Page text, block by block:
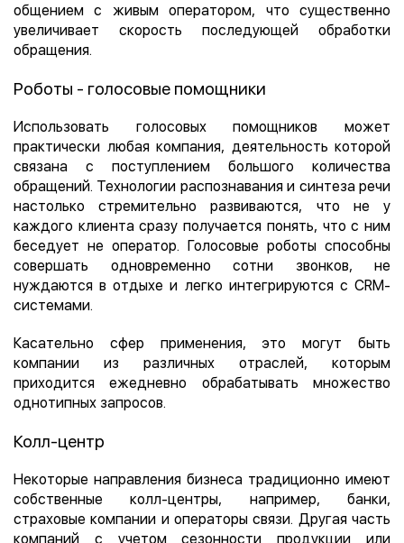
общением с живым оператором, что существенно
увеличивает скорость последующей обработки
обращения.
Роботы - голосовые помощники
Использовать голосовых помощников может
практически любая компания, деятельность которой
связана с поступлением большого количества
обращений. Технологии распознавания и синтеза речи
настолько стремительно развиваются, что не у
каждого клиента сразу получается понять, что с ним
беседует не оператор. Голосовые роботы способны
совершать одновременно сотни звонков, не
нуждаются в отдыхе и легко интегрируются с CRM-
системами.
Касательно сфер применения, это могут быть
компании из различных отраслей, которым
приходится ежедневно обрабатывать множество
однотипных запросов.
Колл-центр
Некоторые направления бизнеса традиционно имеют
собственные колл-центры, например, банки,
страховые компании и операторы связи. Другая часть
компаний с учетом сезонности продукции или